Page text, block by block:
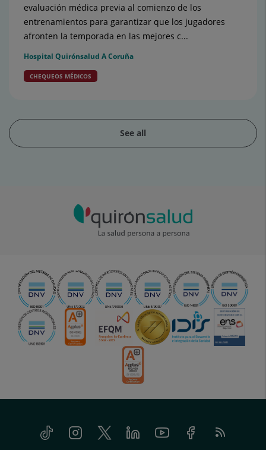
evaluación médica previa al comienzo de los
entrenamientos para garantizar que los jugadores
afronten la temporada en las mejores c...
Hospital Quirónsalud A Coruña
CHEQUEOS MÉDICOS
See all
Tiktok InstagramTwitter LinkedinYoutube FacebookFeed
RSS